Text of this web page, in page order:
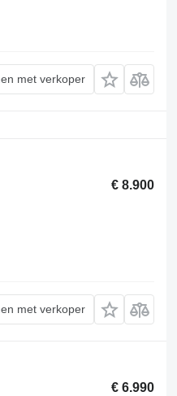
met verkoper
€ 8.900
met verkoper
€ 6.990